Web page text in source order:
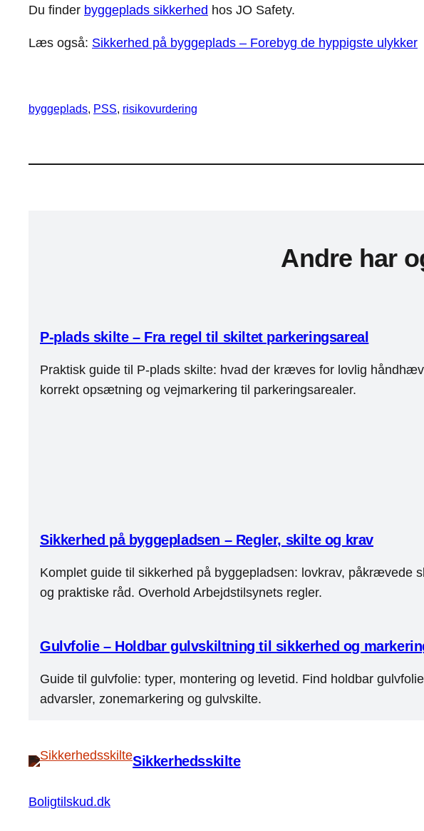
Du finder byggeplads sikkerhed hos JO Safety.
Læs også: Sikkerhed på byggeplads – Forebyg de hyppigste ulykker
byggeplads, PSS, risikovurdering
Andre har
P-plads skilte – Fra regel til skiltet parkeringsareal
Praktisk guide til P-plads skilte: hvad der kræves for lovlig
korrekt opsætning og vejmarkering til parkeringsarealer.
Sikkerhed på byggepladsen – Regler, skilte og krav
Komplet guide til sikkerhed på byggepladsen: lovkrav, påkrævede
og praktiske råd. Overhold Arbejdstilsynets regler.
Gulvfolie – Holdbar gulvskiltning til sikkerhed og
Guide til gulvfolie: typer, montering og levetid. Find holdbar gulvfolie
advarsler, zonemarkering og gulvskilte.
Sikkerhedsskilte
Boligtilskud.dk